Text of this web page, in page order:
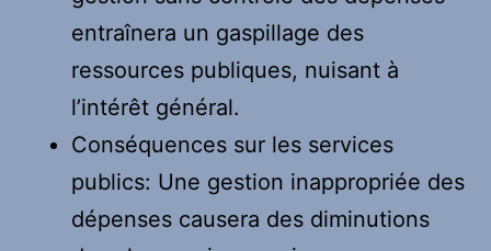
entraînera un gaspillage des
ressources publiques, nuisant à
l’intérêt général.
Conséquences sur les services
publics: Une gestion inappropriée des
dépenses causera des diminutions